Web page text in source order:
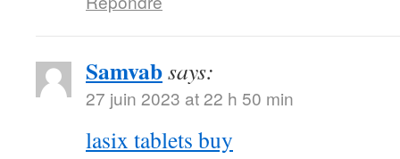
Samvabsays:
27 juin 2023 at 22 h 50 min
lasix tablets buy